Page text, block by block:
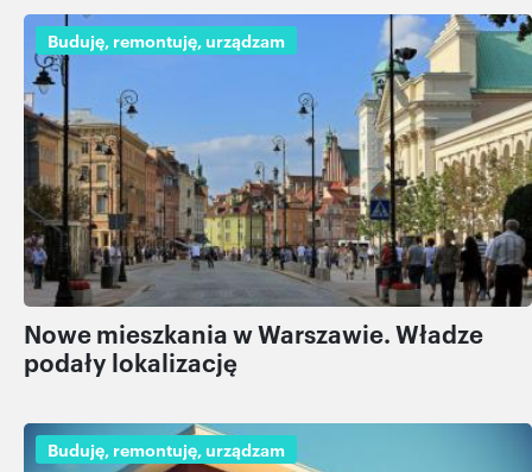
Buduję, remontuję, urządzam
Nowe mieszkania w Warszawie. Władze
podały lokalizację
Buduję, remontuję, urządzam